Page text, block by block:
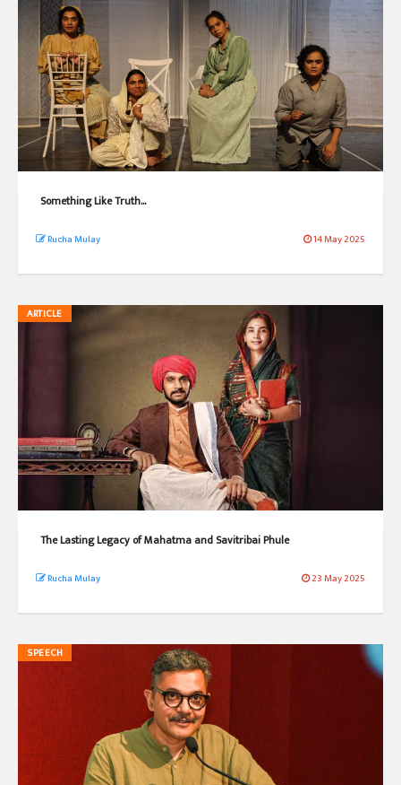
Something Like Truth...
Rucha Mulay 14 May 2025
ARTICLE
The Lasting Legacy of Mahatma and Savitribai Phule
Rucha Mulay 23 May 2025
SPEECH